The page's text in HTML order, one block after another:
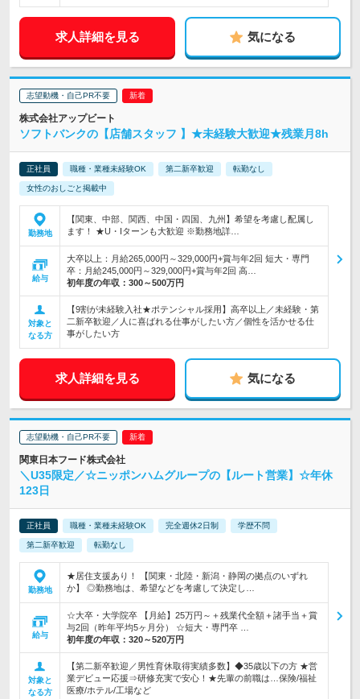
求人詳細を見る 気になる
志望動機・自己PR不要
株式会社アップビート
ソフトバンクの【店舗スタッフ 】★未経験大歓迎★残業月8h
正社員 職種・業種未経験OK 第二新卒歓迎 転勤なし
女性のおしごと掲載中
勤務地
【関東、中部、関西、中国・四国、九州】希望を考慮し配属し
ます！ ★U・Iターンも大歓迎 ※勤務地詳…
給与
大卒以上：月給265,000円～329,000円+賞与年2回 短大・専門
卒：月給245,000円～329,000円+賞与年2回 高…
初年度の年収： 300～500万円
対象と
なる方
【9割が未経験入社★ポテンシャル採用】高卒以上／未経験・第
二新卒歓迎／人に喜ばれる仕事がしたい方／個性を活かせる仕
事がしたい方
求人詳細を見る 気になる
志望動機・自己PR不要
関東日本フード株式会社
＼U35限定／☆ニッポンハムグループの【ルート営業】☆年休
123日
正社員 職種・業種未経験OK 完全週休2日制 学歴不問
第二新卒歓迎 転勤なし
勤務地
★居住支援あり！ 【関東・北陸・新潟・静岡の拠点のいずれ
か】 ◎勤務地は、希望などを考慮して決定し…
給与
☆大卒・大学院卒 【月給】25万円～＋残業代全額＋諸手当＋賞
与2回（昨年平均5ヶ月分） ☆短大・専門卒 …
初年度の年収： 320～520万円
対象と
なる方
【第二新卒歓迎／男性育休取得実績多数】◆35歳以下の方 ★営
業デビュー応援⇒研修充実で安心！★先輩の前職は…保険/福祉
医療/ホテル/工場など